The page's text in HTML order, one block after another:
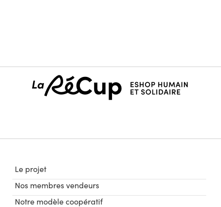
Le projet
Nos membres vendeurs
Notre modèle coopératif